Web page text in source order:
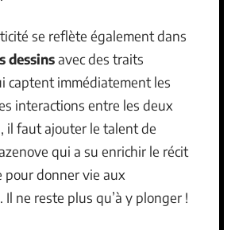
se reflète également dans
dessinsavec des traits
captent immédiatement les
interactions entre les deux
il faut ajouter le talent de
qui a su enrichir le récit
pour donner vie aux
Il ne reste plus qu’à y plonger !